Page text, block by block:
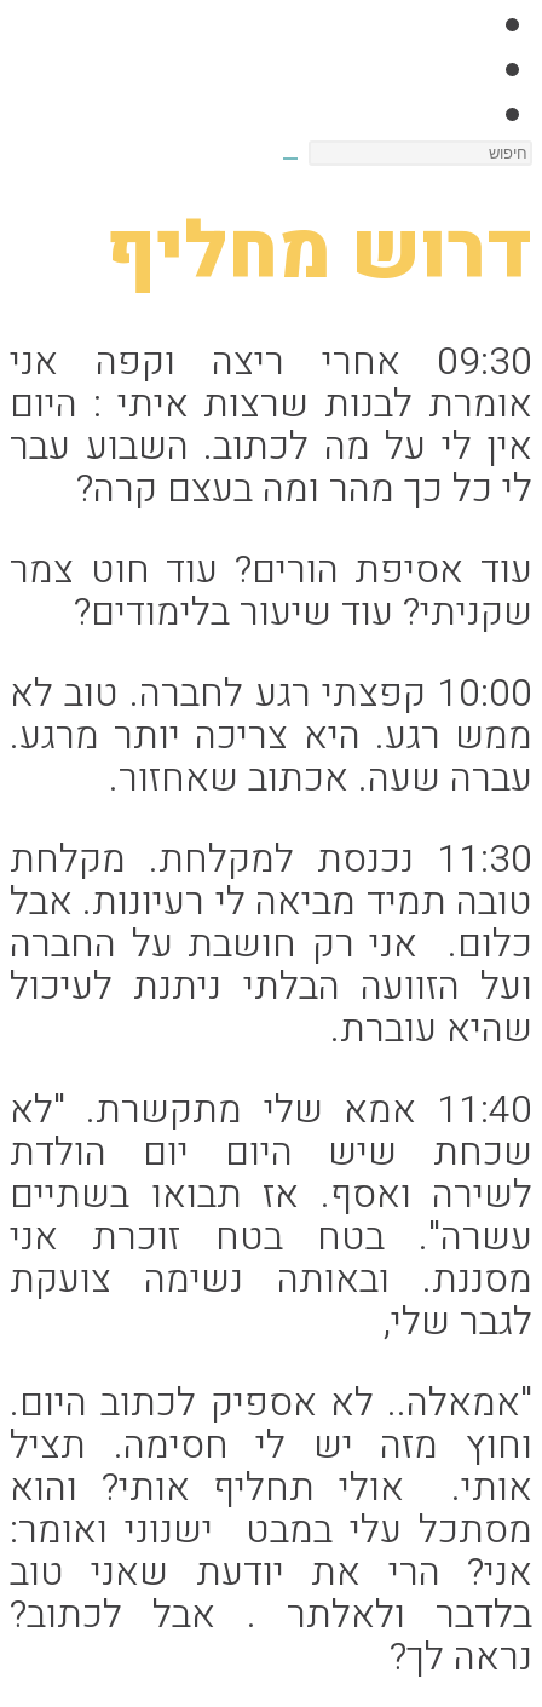
Search
website
דרוש מחליף
09:30 אחרי ריצה וקפה אני
אומרת לבנות שרצות איתי : היום
אין לי על מה לכתוב. השבוע עבר
לי כל כך מהר ומה בעצם קרה?
עוד אסיפת הורים? עוד חוט צמר
שקניתי? עוד שיעור בלימודים?
10:00 קפצתי רגע לחברה. טוב לא
ממש רגע. היא צריכה יותר מרגע.
עברה שעה. אכתוב שאחזור.
11:30 נכנסת למקלחת. מקלחת
טובה תמיד מביאה לי רעיונות. אבל
כלום. אני רק חושבת על החברה
ועל הזוועה הבלתי ניתנת לעיכול
שהיא עוברת.
11:40 אמא שלי מתקשרת. "לא
שכחת שיש היום יום הולדת
לשירה ואסף. אז תבואו בשתיים
עשרה". בטח בטח זוכרת אני
מסננת. ובאותה נשימה צועקת
לגבר שלי,
"אמאלה.. לא אספיק לכתוב היום.
וחוץ מזה יש לי חסימה. תציל
אותי. אולי תחליף אותי? והוא
מסתכל עלי במבט ישנוני ואומר:
אני? הרי את יודעת שאני טוב
בלדבר ולאלתר . אבל לכתוב?
נראה לך?